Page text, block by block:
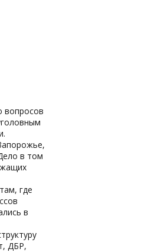
вопросов
в том
где
в
ДБР,